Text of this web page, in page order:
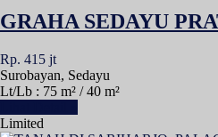
GRAHA SEDAYU
Rp. 415 jt
Surobayan, Sedayu
Lt/Lb : 75 m² / 40 m²
Limited